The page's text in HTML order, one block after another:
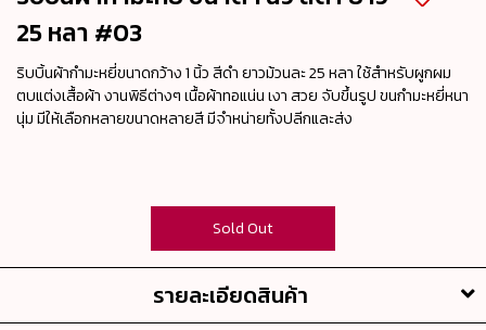
25 หลา #03
ริบบิ้นผ้ากำมะหยี่ขนาดกว้าง 1 นิ้ว สีดำ ยาวม้วนละ 25 หลา ใช้สำหรับผูกผม
ตบแต่งเสื้อผ้า งานพิธีต่างๆ เนื้อผ้าทอแน่น เงา สวย จับขึ้นรูป ขนกำมะหยี่หนา
นุ่ม มีให้เลือกหลายขนาดหลายสี มีจำหน่ายทั้งปลีกและส่ง
Sold Out
รายละเอียดสินค้า